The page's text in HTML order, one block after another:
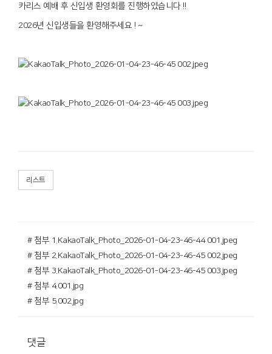
카리스 예배 후 신입생 환영회를 진행하였습니다 !!
2026년 신입생들을 환영해주세요 ! ~
리스트
# 첨부 1.KakaoTalk_Photo_2026-01-04-23-46-44 001.jpeg
# 첨부 2.KakaoTalk_Photo_2026-01-04-23-46-45 002.jpeg
# 첨부 3.KakaoTalk_Photo_2026-01-04-23-46-45 003.jpeg
# 첨부 4.001.jpg
# 첨부 5.002.jpg
댓글